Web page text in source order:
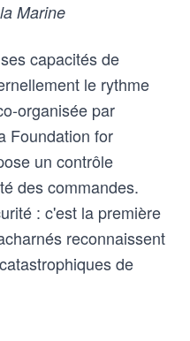
Marine
capacités de
le rythme
organisée par
Foundation for
un contrôle
des commandes.
: c'est la première
reconnaissent
de